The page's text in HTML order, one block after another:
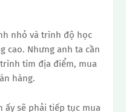
nhỏ và trình độ học
cao. Nhưng anh ta cần
tìm địa điểm, mua
hàng.
ấy sẽ phải tiếp tục mua